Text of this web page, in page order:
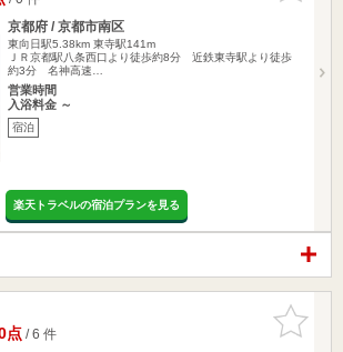
京都府 / 京都市南区
東向日駅5.38km 東寺駅141m
ＪＲ京都駅八条西口より徒歩約8分 近鉄東寺駅より徒歩
約3分 名神高速…
営業時間
入浴料金 ～
宿泊
楽天トラベルの宿泊プランを見る
お気に入
りに追加
点/ 6 件